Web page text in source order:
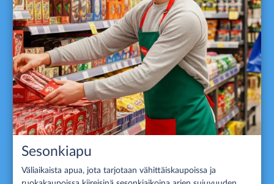
Sesonkiapu
Väliaikaista apua, jota tarjotaan vähittäiskaupoissa ja